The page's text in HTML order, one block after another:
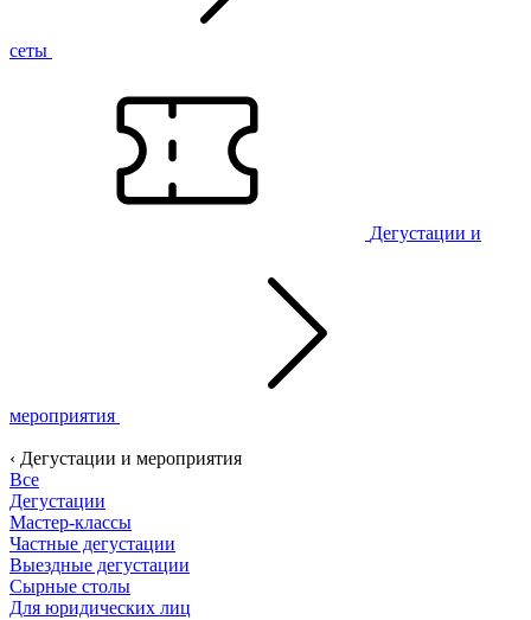
сеты
Дегустации и
мероприятия
‹ Дегустации и мероприятия
Все
Дегустации
Мастер-классы
Частные дегустации
Выездные дегустации
Сырные столы
Для юридических лиц